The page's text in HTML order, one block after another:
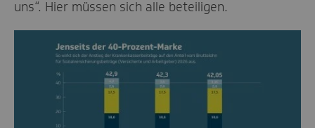
uns“. Hier müssen sich alle beteiligen.